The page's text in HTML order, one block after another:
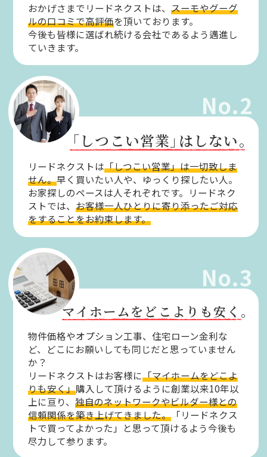
おかげさまでリードネクストは、スーモやグーグ
ルの口コミで高評価を頂いております。
今後も皆様に選ばれ続ける会社であるよう邁進し
ていきます。
No.2
「しつこい営業」はしない。
リードネクストは「しつこい営業」は一切致しま
せん。早く買いたい人や、ゆっくり探したい人。
お家探しのペースは人それぞれです。リードネク
ストでは、お客様一人ひとりに寄り添ったご対応
をすることをお約束します。
No.3
マイホームをどこよりも安く。
物件価格やオプション工事、住宅ローン金利な
ど、どこにお願いしても同じだと思っていません
か？
リードネクストはお客様に「マイホームをどこよ
りも安く」購入して頂けるように創業以来10年以
上に亘り、独自のネットワークやビルダー様との
信頼関係を築き上げてきました。 「リードネクス
トで買ってよかった」と思って頂けるよう今後も
尽力して参ります。